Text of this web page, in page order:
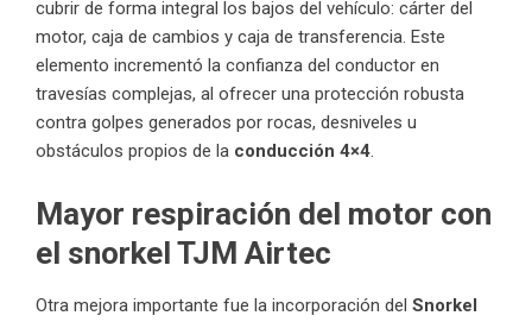
cubrir de forma integral los bajos del vehículo: cárter del
motor, caja de cambios y caja de transferencia. Este
elemento incrementó la confianza del conductor en
travesías complejas, al ofrecer una protección robusta
contra golpes generados por rocas, desniveles u
obstáculos propios de la conducción 4×4.
Mayor respiración del motor con
el snorkel TJM Airtec
Otra mejora importante fue la incorporación del Snorkel